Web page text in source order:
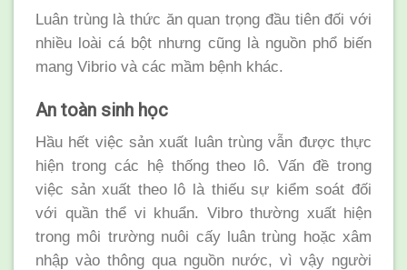
Luân trùng là thức ăn quan trọng đầu tiên đối với
nhiều loài cá bột nhưng cũng là nguồn phổ biến
mang Vibrio và các mầm bệnh khác.
An toàn sinh học
Hầu hết việc sản xuất luân trùng vẫn được thực
hiện trong các hệ thống theo lô. Vấn đề trong
việc sản xuất theo lô là thiếu sự kiểm soát đối
với quần thể vi khuẩn. Vibro thường xuất hiện
trong môi trường nuôi cấy luân trùng hoặc xâm
nhập vào thông qua nguồn nước, vì vậy người